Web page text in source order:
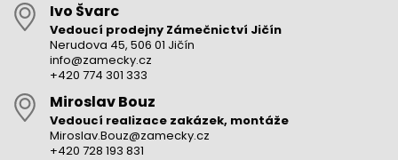
Ivo Švarc
Vedoucí prodejny Zámečnictví Jičín
Nerudova 45, 506 01 Jičín
info@zamecky.cz
+420 774 301 333
Miroslav Bouz
Vedoucí realizace zakázek, montáže
Miroslav.Bouz@zamecky.cz
+420 728 193 831